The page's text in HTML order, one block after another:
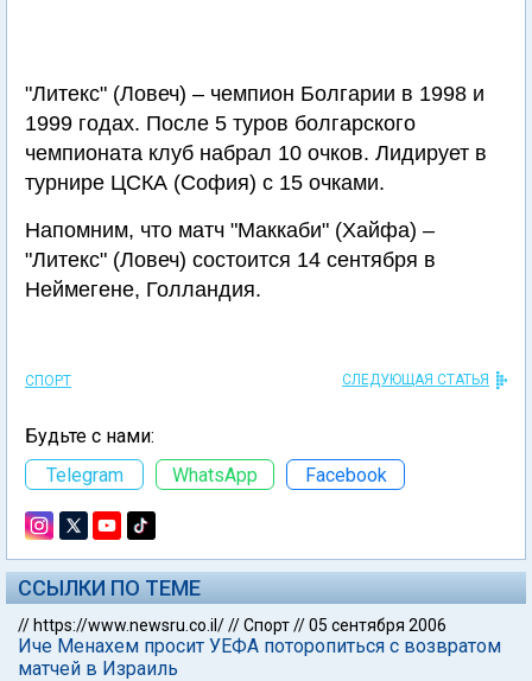
"Литекс" (Ловеч) – чемпион Болгарии в 1998 и
1999 годах. После 5 туров болгарского
чемпионата клуб набрал 10 очков. Лидирует в
турнире ЦСКА (София) с 15 очками.
Напомним, что матч "Маккаби" (Хайфа) –
"Литекс" (Ловеч) состоится 14 сентября в
Неймегене, Голландия.
СПОРТ СЛЕДУЮЩАЯ СТАТЬЯ
Будьте с нами:
Telegram
WhatsApp Facebook
ССЫЛКИ ПО ТЕМЕ
// https://www.newsru.co.il///Спорт//05 сентября 2006
Иче Менахем просит УЕФА поторопиться с возвратом
матчей в Израиль